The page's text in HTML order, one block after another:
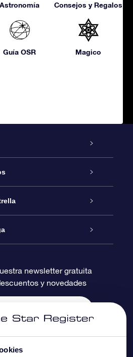
Astronomía Consejos y Regalos
Guía OSR Magico
OSR
OSR
Personalizada
newsletter gratuita
y novedades